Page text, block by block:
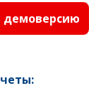
демоверсию